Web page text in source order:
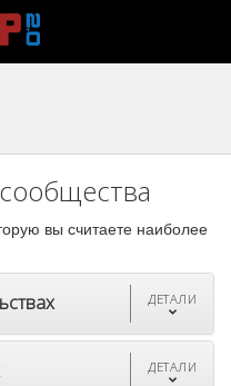
вы считаете наиболее
ДЕТАЛИ
ДЕТАЛИ